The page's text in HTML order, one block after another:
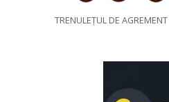
TRENULEȚUL DE AGREMENT